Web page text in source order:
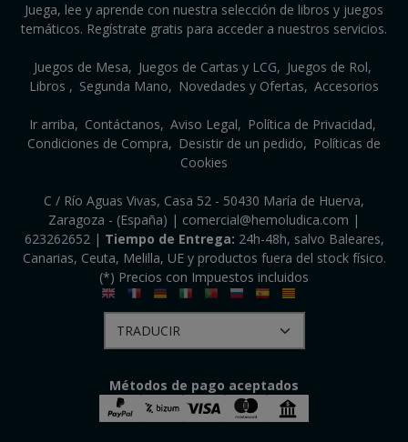
Juega, lee y aprende con nuestra selección de libros y juegos
temáticos. Regístrate gratis para acceder a nuestros servicios.
Juegos de Mesa Juegos de Cartas y LCG
Juegos de Rol
Libros
Segunda Mano Novedades y Ofertas Accesorios
Ir arriba Contáctanos Aviso Legal
Política de Privacidad
Condiciones de Compra
Desistir de un pedido
Políticas de
Cookies
C / Río Aguas Vivas, Casa 52 - 50430 María de Huerva,
Zaragoza - (España) | comercial@hemoludica.com |
623262652| Tiempo de Entrega: 24h-48h, salvo Baleares,
Canarias, Ceuta, Melilla, UE y productos fuera del stock físico.
(*) Precios con Impuestos incluidos
Métodos de pago aceptados